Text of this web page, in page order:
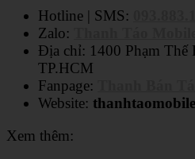
Hotline | SMS:
Zalo:
Địa chỉ: 1400 Phạm Thế
TP.HCM
Fanpage:
Website:
Xem thêm: